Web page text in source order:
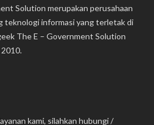
Solution merupakan perusahaan
teknologi informasi yang terletak di
The E – Government Solution
kami, silahkan hubungi /